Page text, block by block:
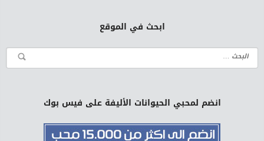
ابحث في الموقع
انضم لمحبي الحيوانات الأليفة على فيس بوك